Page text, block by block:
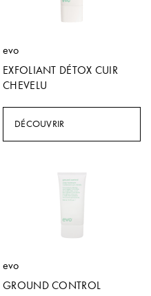
evo
EXFOLIANT DÉTOX CUIR
CHEVELU
DÉCOUVRIR
evo
GROUND CONTROL